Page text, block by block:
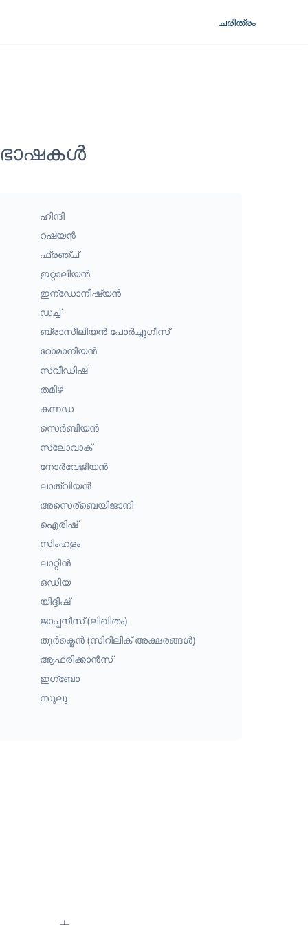
ചരിത്രം
ഭാഷകൾ
ഹിന്ദി
റഷ്യൻ
ഫ്രഞ്ച്
ഇറ്റാലിയൻ
ഇന്ഡോനീഷ്യൻ
ഡച്ച്
ബ്രാസീലിയൻ പോർച്ചുഗീസ്
റോമാനിയൻ
സ്വീഡിഷ്
തമിഴ്
കന്നഡ
സെർബിയൻ
സ്ലോവാക്
നോർവേജിയൻ
ലാത്വിയൻ
അസെര്ബെയിജാനി
ഐരിഷ്
സിംഹളം
ലാറ്റിൻ
ഒഡിയ
യിദ്ദിഷ്
ജാപ്പനീസ് (ലിഖിതം)
തുർക്മെൻ (സിറിലിക് അക്ഷരങ്ങൾ)
ആഫ്രിക്കാൻസ്
ഇഗ്ബോ
സുലു